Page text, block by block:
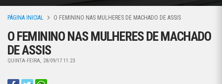
PÁGINA INICIAL O FEMININO NAS MULHERES DE MACHADO DE ASSIS
O FEMININO NAS MULHERES DE MACHADO
DE ASSIS
QUINTA-FEIRA, 28/09/17 11:23